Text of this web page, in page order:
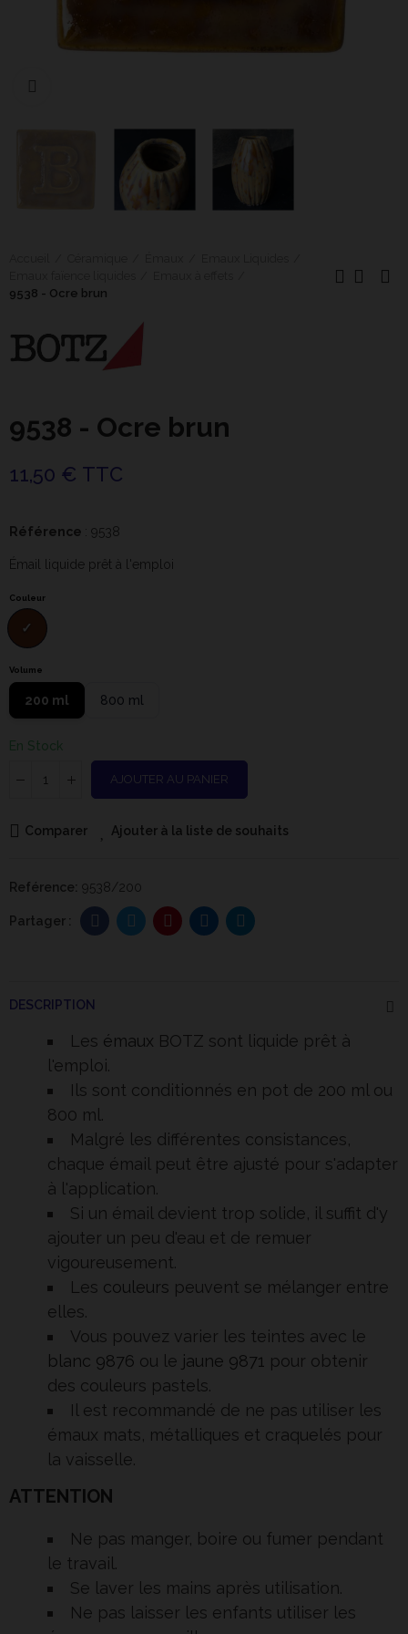
9538 - Ocre brun
9538 - Ocre brun
11,50 € TTC
Référence : 9538
Émail liquide prêt à l'emploi
Couleur
Volume
200 ml 800 ml
En Stock
AJOUTER AU PANIER
Comparer Ajouter à la liste de souhaits
Reférence: 9538/200
DESCRIPTION
Les émaux BOTZ sont liquide prêt à
l'emploi.
Ils sont conditionnés en pot de 200 ml ou
800 ml.
Malgré les différentes consistances,
chaque émail peut être ajusté pour s'adapter
à l'application.
Si un émail devient trop solide, il suffit d'y
ajouter un peu d'eau et de remuer
vigoureusement.
Les couleurs peuvent se mélanger entre
elles.
Vous pouvez varier les teintes avec le
blanc 9876 ou le jaune 9871 pour obtenir
des couleurs pastels.
Il est recommandé de ne pas utiliser les
émaux mats, métalliques et craquelés pour
la vaisselle.
ATTENTION
Ne pas manger, boire ou fumer pendant
le travail.
Se laver les mains après utilisation.
Ne pas laisser les enfants utiliser les